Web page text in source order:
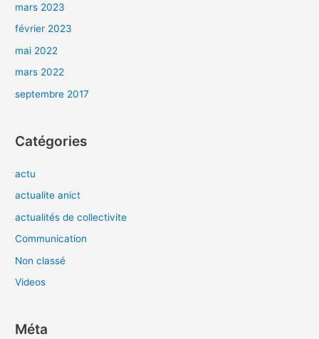
mars 2023
février 2023
mai 2022
mars 2022
septembre 2017
Catégories
actu
actualite anict
actualités de collectivite
Communication
Non classé
Videos
Méta